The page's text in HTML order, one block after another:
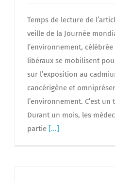
Temps de lecture de
veille de la Journée
l’environnement,
libéraux se mobilisent
sur l’exposition au
cancérigène et
l’environnement. C’est un
Durant un mois, les
partie [...]